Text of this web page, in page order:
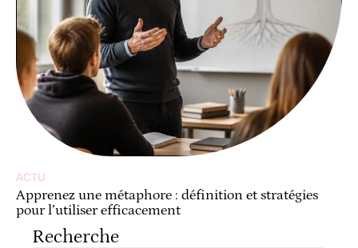
ACTU
Apprenez une métaphore : définition et stratégies
pour l’utiliser efficacement
Recherche